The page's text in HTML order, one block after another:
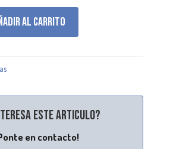
al carrito
este articulo?
en contacto!